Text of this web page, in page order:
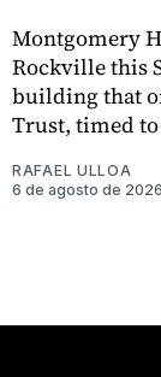
Montgomery
Rockville this
building that
Trust, timed
RAFAEL ULLOA
6 de agosto de 2026